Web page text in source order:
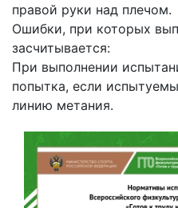
правой руки над плечом.
Ошибки, при которых
засчитывается:
При выполнении
попытка, если
линию метания.